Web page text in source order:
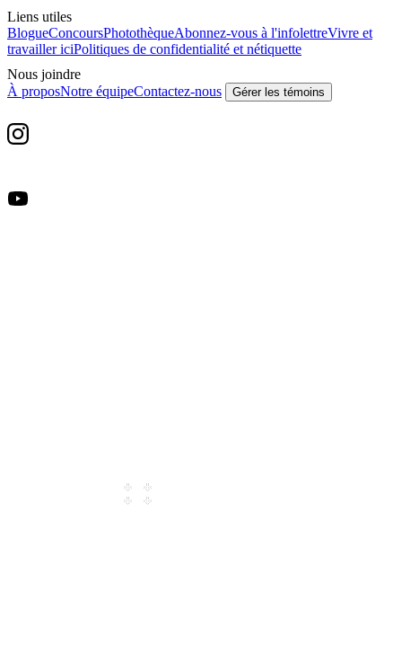
Liens utiles
BlogueConcoursPhotothèqueAbonnez-vous à l'infolettreVivre et
travailler iciPolitiques de confidentialité et nétiquette
Nous joindre
À proposNotre équipeContactez-nous Gérer les témoins